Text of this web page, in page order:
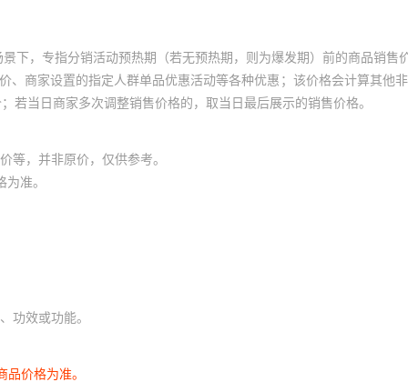
下，专指分销活动预热期（若无预热期，则为爆发期）前的商品销售
商家设置的指定人群单品优惠活动等各种优惠；该价格会计算其他
当日商家多次调整销售价格的，取当日最后展示的销售价格。
等，并非原价，仅供参考。
准。
功效或功能。
价格为准。